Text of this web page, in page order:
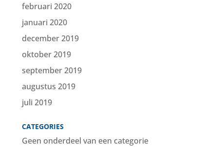
februari 2020
januari 2020
december 2019
oktober 2019
september 2019
augustus 2019
juli 2019
CATEGORIES
Geen onderdeel van een categorie